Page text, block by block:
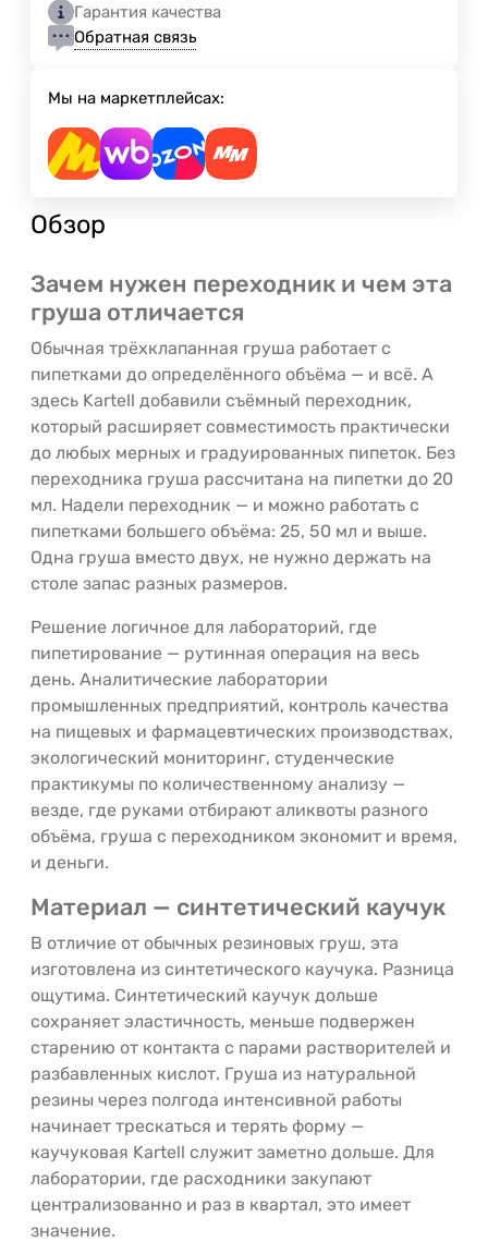
Гарантия качества
Обратная связь
Мы на маркетплейсах:
Обзор
Зачем нужен переходник и чем эта
груша отличается
Обычная трёхклапанная груша работает с
пипетками до определённого объёма — и всё. А
здесь Kartell добавили съёмный переходник,
который расширяет совместимость практически
до любых мерных и градуированных пипеток. Без
переходника груша рассчитана на пипетки до 20
мл. Надели переходник — и можно работать с
пипетками большего объёма: 25, 50 мл и выше.
Одна груша вместо двух, не нужно держать на
столе запас разных размеров.
Решение логичное для лабораторий, где
пипетирование — рутинная операция на весь
день. Аналитические лаборатории
промышленных предприятий, контроль качества
на пищевых и фармацевтических производствах,
экологический мониторинг, студенческие
практикумы по количественному анализу —
везде, где руками отбирают аликвоты разного
объёма, груша с переходником экономит и время,
и деньги.
Материал — синтетический каучук
В отличие от обычных резиновых груш, эта
изготовлена из синтетического каучука. Разница
ощутима. Синтетический каучук дольше
сохраняет эластичность, меньше подвержен
старению от контакта с парами растворителей и
разбавленных кислот. Груша из натуральной
резины через полгода интенсивной работы
начинает трескаться и терять форму —
каучуковая Kartell служит заметно дольше. Для
лаборатории, где расходники закупают
централизованно и раз в квартал, это имеет
значение.